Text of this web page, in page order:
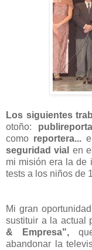
Los siguientes
otoño:
como reportera...
seguridad vial en
mi misión era la de
tests a los niños de
Mi gran
sustituir a la actual
& Empresa",
abandonar la